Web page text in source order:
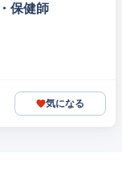
保健師
気になる